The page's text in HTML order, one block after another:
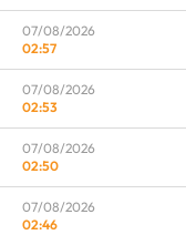
07/08/2026
02:57
07/08/2026
02:53
07/08/2026
02:50
07/08/2026
02:46